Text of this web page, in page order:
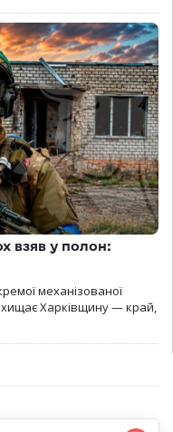
взяв у полон:
механізованої
Харківщину — край,